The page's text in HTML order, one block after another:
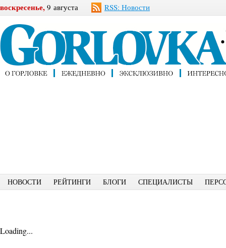
воскресенье, 9 августа RSS: Новости
НОВОСТИ РЕЙТИНГИ БЛОГИ СПЕЦИАЛИСТЫ
Loading...